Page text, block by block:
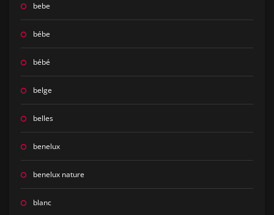
bebe
bébe
bébé
belge
belles
benelux
benelux nature
blanc